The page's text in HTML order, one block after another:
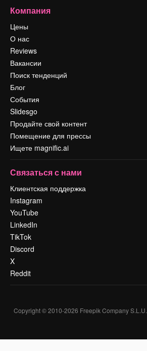
Компания
Цены
О нас
Reviews
Вакансии
Поиск тенденций
Блог
События
Slidesgo
Продайте свой контент
Помещение для прессы
Ищете magnific.ai
Связаться с нами
Клиентская поддержка
Instagram
YouTube
LinkedIn
TikTok
Discord
X
Reddit
Copyright © 2010-2026 Freepik Company S.L.U.